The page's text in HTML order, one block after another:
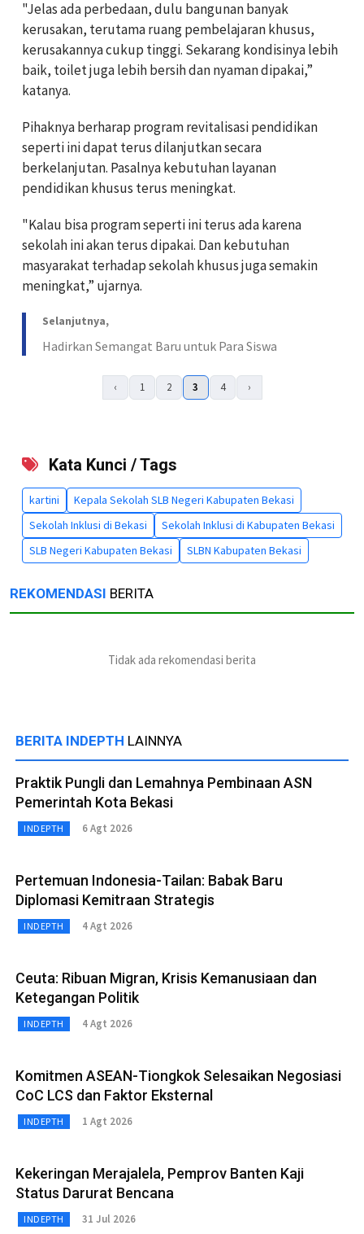
"Jelas ada perbedaan, dulu bangunan banyak
kerusakan, terutama ruang pembelajaran khusus,
kerusakannya cukup tinggi. Sekarang kondisinya lebih
baik, toilet juga lebih bersih dan nyaman dipakai,”
katanya.
Pihaknya berharap program revitalisasi pendidikan
seperti ini dapat terus dilanjutkan secara
berkelanjutan. Pasalnya kebutuhan layanan
pendidikan khusus terus meningkat.
"Kalau bisa program seperti ini terus ada karena
sekolah ini akan terus dipakai. Dan kebutuhan
masyarakat terhadap sekolah khusus juga semakin
meningkat,” ujarnya.
Selanjutnya,
Hadirkan Semangat Baru untuk Para Siswa
‹ 1 2 3 4 ›
Kata Kunci / Tags
kartini
Kepala Sekolah SLB Negeri Kabupaten Bekasi
Sekolah Inklusi di Bekasi
Sekolah Inklusi di Kabupaten Bekasi
SLB Negeri Kabupaten Bekasi
SLBN Kabupaten Bekasi
REKOMENDASI BERITA
Tidak ada rekomendasi berita
BERITA INDEPTH LAINNYA
Praktik Pungli dan Lemahnya Pembinaan ASN
Pemerintah Kota Bekasi
INDEPTH 6 Agt 2026
Pertemuan Indonesia-Tailan: Babak Baru
Diplomasi Kemitraan Strategis
INDEPTH 4 Agt 2026
Ceuta: Ribuan Migran, Krisis Kemanusiaan dan
Ketegangan Politik
INDEPTH 4 Agt 2026
Komitmen ASEAN-Tiongkok Selesaikan Negosiasi
CoC LCS dan Faktor Eksternal
INDEPTH 1 Agt 2026
Kekeringan Merajalela, Pemprov Banten Kaji
Status Darurat Bencana
INDEPTH 31 Jul 2026